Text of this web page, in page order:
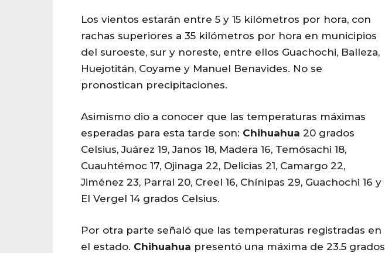
Los vientos estarán entre 5 y 15 kilómetros por hora, con
rachas superiores a 35 kilómetros por hora en municipios
del suroeste, sur y noreste, entre ellos Guachochi, Balleza,
Huejotitán, Coyame y Manuel Benavides. No se
pronostican precipitaciones.
Asimismo dio a conocer que las temperaturas máximas
esperadas para esta tarde son: Chihuahua 20 grados
Celsius, Juárez 19, Janos 18, Madera 16, Temósachi 18,
Cuauhtémoc 17, Ojinaga 22, Delicias 21, Camargo 22,
Jiménez 23, Parral 20, Creel 16, Chínipas 29, Guachochi 16 y
El Vergel 14 grados Celsius.
Por otra parte señaló que las temperaturas registradas en
el estado. Chihuahua presentó una máxima de 23.5 grados